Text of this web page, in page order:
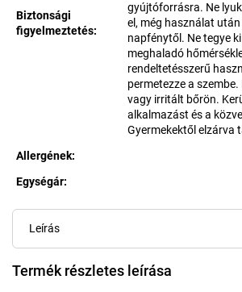
Biztonsági
figyelmeztetés:
gyújtóforrásra. Ne
el, még használat után
napfénytől. Ne tegye
meghaladó
rendeltetésszerű
permetezze a
vagy irritált bőrön.
alkalmazást és a
Gyermekektől elzárva
Allergének:
Egységár:
Leírás
Termék részletes leírása